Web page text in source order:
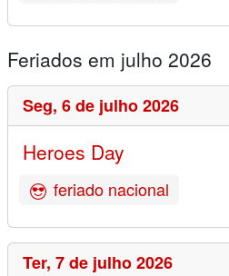
Feriados em julho 2026
Seg, 6 de julho 2026
Heroes Day
feriado nacional
Ter, 7 de julho 2026